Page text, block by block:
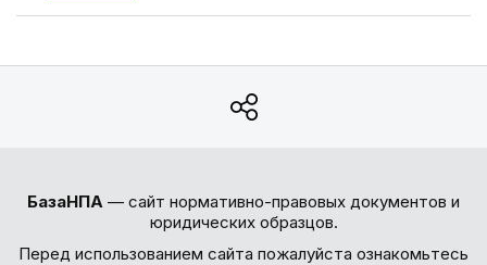
БазаНПА — сайт нормативно-правовых документов и
юридических образцов.
Перед использованием сайта пожалуйста ознакомьтесь